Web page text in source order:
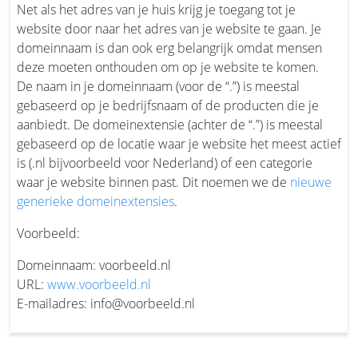
Net als het adres van je huis krijg je toegang tot je
website door naar het adres van je website te gaan. Je
domeinnaam is dan ook erg belangrijk omdat mensen
deze moeten onthouden om op je website te komen.
De naam in je domeinnaam (voor de “.”) is meestal
gebaseerd op je bedrijfsnaam of de producten die je
aanbiedt. De domeinextensie (achter de “.”) is meestal
gebaseerd op de locatie waar je website het meest actief
is (.nl bijvoorbeeld voor Nederland) of een categorie
waar je website binnen past. Dit noemen we de nieuwe
generieke domeinextensies.
Voorbeeld:
Domeinnaam: voorbeeld.nl
URL: www.voorbeeld.nl
E-mailadres: info@voorbeeld.nl